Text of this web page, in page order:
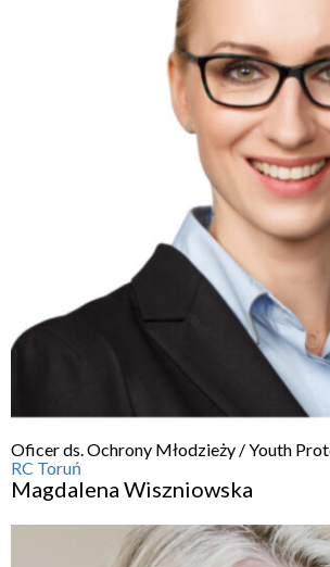
Oficer ds. Ochrony Młodzieży / Youth
RC Toruń
Magdalena Wiszniowska